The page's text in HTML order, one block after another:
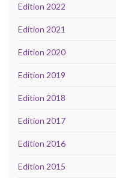
Edition 2022
Edition 2021
Edition 2020
Edition 2019
Edition 2018
Edition 2017
Edition 2016
Edition 2015